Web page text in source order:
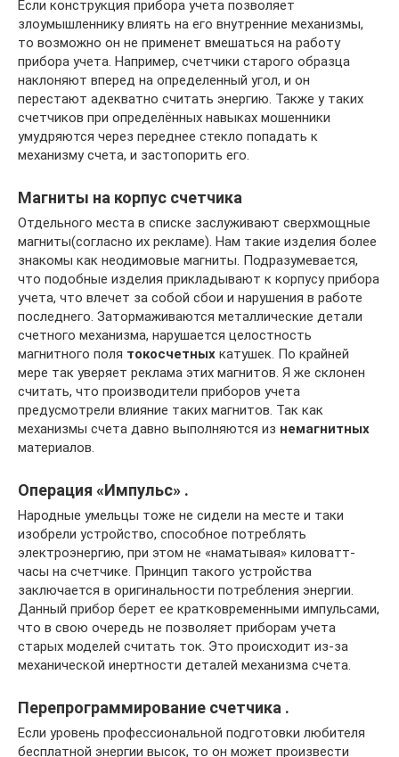
Если конструкция прибора учета позволяет
злоумышленнику влиять на его внутренние механизмы,
то возможно он не применет вмешаться на работу
прибора учета. Например, счетчики старого образца
наклоняют вперед на определенный угол, и он
перестают адекватно считать энергию. Также у таких
счетчиков при определённых навыках мошенники
умудряются через переднее стекло попадать к
механизму счета, и застопорить его.
Магниты на корпус счетчика
Отдельного места в списке заслуживают сверхмощные
магниты(согласно их рекламе). Нам такие изделия более
знакомы как неодимовые магниты. Подразумевается,
что подобные изделия прикладывают к корпусу прибора
учета, что влечет за собой сбои и нарушения в работе
последнего. Затормаживаются металлические детали
счетного механизма, нарушается целостность
магнитного поля токосчетных катушек. По крайней
мере так уверяет реклама этих магнитов. Я же склонен
считать, что производители приборов учета
предусмотрели влияние таких магнитов. Так как
механизмы счета давно выполняются из немагнитных
материалов.
Операция «Импульс» .
Народные умельцы тоже не сидели на месте и таки
изобрели устройство, способное потреблять
электроэнергию, при этом не «наматывая» киловатт-
часы на счетчике. Принцип такого устройства
заключается в оригинальности потребления энергии.
Данный прибор берет ее кратковременными импульсами,
что в свою очередь не позволяет приборам учета
старых моделей считать ток. Это происходит из-за
механической инертности деталей механизма счета.
Перепрограммирование счетчика .
Если уровень профессиональной подготовки любителя
бесплатной энергии высок, то он может произвести